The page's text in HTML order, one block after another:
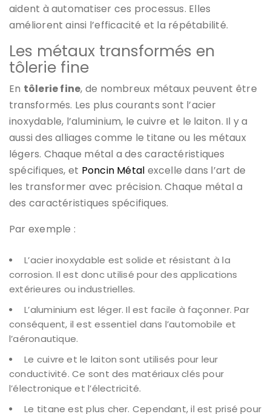
aident à automatiser ces processus. Elles
améliorent ainsi l’efficacité et la répétabilité.
Les métaux transformés en
tôlerie fine
En tôlerie fine, de nombreux métaux peuvent être
transformés. Les plus courants sont l’acier
inoxydable, l’aluminium, le cuivre et le laiton. Il y a
aussi des alliages comme le titane ou les métaux
légers. Chaque métal a des caractéristiques
spécifiques, et Poncin Métal excelle dans l’art de
les transformer avec précision. Chaque métal a
des caractéristiques spécifiques.
Par exemple :
L’acier inoxydable est solide et résistant à la
corrosion. Il est donc utilisé pour des applications
extérieures ou industrielles.
L’aluminium est léger. Il est facile à façonner. Par
conséquent, il est essentiel dans l’automobile et
l’aéronautique.
Le cuivre et le laiton sont utilisés pour leur
conductivité. Ce sont des matériaux clés pour
l’électronique et l’électricité.
Le titane est plus cher. Cependant, il est prisé pour